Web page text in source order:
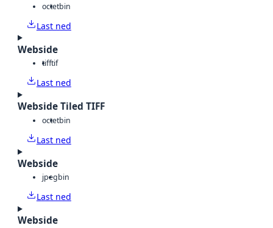
octetbin
Last ned
Webside
tifftif
Last ned
Webside Tiled TIFF
octetbin
Last ned
Webside
jpegbin
Last ned
Webside